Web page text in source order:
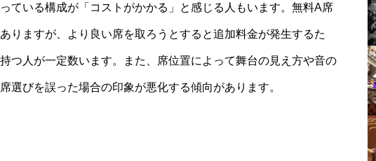
ている構成が「コストがかかる」と感じる人もいます。無料A席
りますが、より良い席を取ろうとすると追加料金が発生するた
つ人が一定数います。また、席位置によって舞台の見え方や音の
選びを誤った場合の印象が悪化する傾向があります。